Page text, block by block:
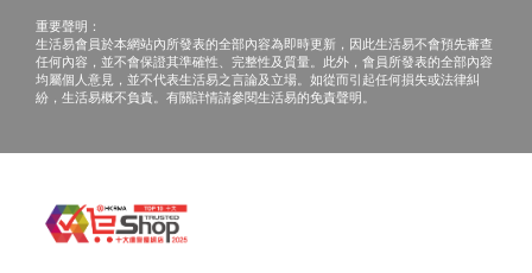
重要聲明：
生活易會員於本網站內所發表的全部內容為即時更新，因此生活易不會預先審查
任何內容，並不會保證其準確性、完整性及質量。此外，會員所發表的全部內容
均屬個人意見，並不代表生活易之言論及立場。如從而引起任何損失或法律糾
紛，生活易概不負責。有關詳情請參閱生活易的免責聲明。